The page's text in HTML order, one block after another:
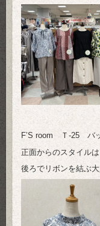
F’S room Ｔ-25 バ
正面からのスタイル
後ろでリボンを結ぶ